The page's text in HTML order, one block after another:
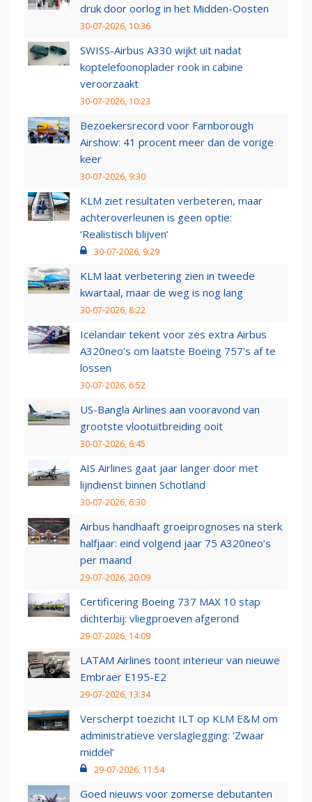
druk door oorlog in het Midden-Oosten
30-07-2026, 10:36
SWISS-Airbus A330 wijkt uit nadat
koptelefoonoplader rook in cabine
veroorzaakt
30-07-2026, 10:23
Bezoekersrecord voor Farnborough
Airshow: 41 procent meer dan de vorige
keer
30-07-2026, 9:30
KLM ziet resultaten verbeteren, maar
achteroverleunen is geen optie:
‘Realistisch blijven’
30-07-2026, 9:29
KLM laat verbetering zien in tweede
kwartaal, maar de weg is nog lang
30-07-2026, 8:22
Icelandair tekent voor zes extra Airbus
A320neo's om laatste Boeing 757's af te
lossen
30-07-2026, 6:52
US-Bangla Airlines aan vooravond van
grootste vlootuitbreiding ooit
30-07-2026, 6:45
AIS Airlines gaat jaar langer door met
lijndienst binnen Schotland
30-07-2026, 6:30
Airbus handhaaft groeiprognoses na sterk
halfjaar: eind volgend jaar 75 A320neo’s
per maand
29-07-2026, 20:09
Certificering Boeing 737 MAX 10 stap
dichterbij: vliegproeven afgerond
29-07-2026, 14:09
LATAM Airlines toont interieur van nieuwe
Embraer E195-E2
29-07-2026, 13:34
Verscherpt toezicht ILT op KLM E&M om
administratieve verslaglegging: ‘Zwaar
middel’
29-07-2026, 11:54
Goed nieuws voor zomerse debutanten